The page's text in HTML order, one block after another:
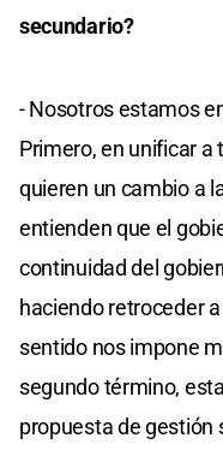
secundario?
- Nosotros estamos
Primero, en unificar a
quieren un cambio a
entienden que el
continuidad del
haciendo retroceder
sentido nos impone
segundo término,
propuesta de gestión